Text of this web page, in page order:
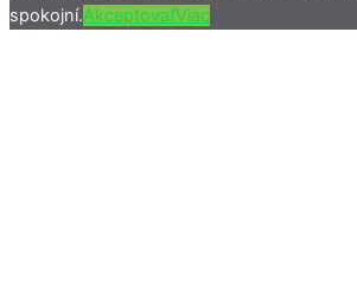
spokojní.AkceptovaťViac